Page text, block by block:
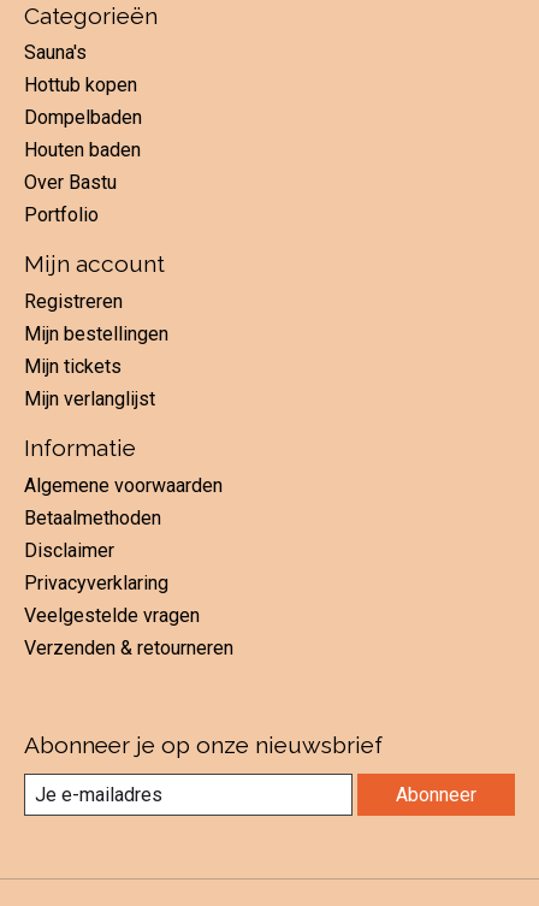
Categorieën
Sauna's
Hottub kopen
Dompelbaden
Houten baden
Over Bastu
Portfolio
Mijn account
Registreren
Mijn bestellingen
Mijn tickets
Mijn verlanglijst
Informatie
Algemene voorwaarden
Betaalmethoden
Disclaimer
Privacyverklaring
Veelgestelde vragen
Verzenden & retourneren
Abonneer je op onze nieuwsbrief
Abonneer